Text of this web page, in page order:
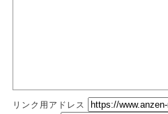
リンク用アドレス